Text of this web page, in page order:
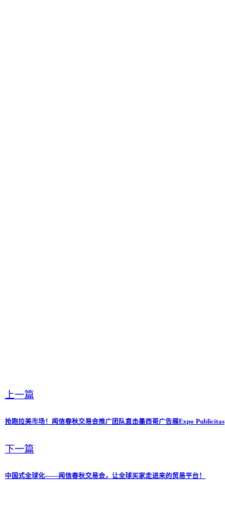
上一篇
抢跑拉美市场！闻信春秋交易会推广团队直击墨西哥广告展Expo Publicitas
下一篇
中国式全球化——闻信春秋交易会，让全球买家走进来的贸易平台！